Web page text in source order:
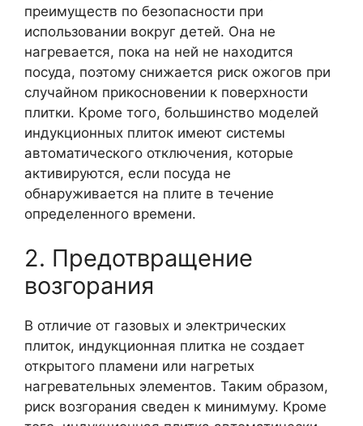
преимуществ по безопасности при
использовании вокруг детей. Она не
нагревается, пока на ней не находится
посуда, поэтому снижается риск ожогов при
случайном прикосновении к поверхности
плитки. Кроме того, большинство моделей
индукционных плиток имеют системы
автоматического отключения, которые
активируются, если посуда не
обнаруживается на плите в течение
определенного времени.
2. Предотвращение
возгорания
В отличие от газовых и электрических
плиток, индукционная плитка не создает
открытого пламени или нагретых
нагревательных элементов. Таким образом,
риск возгорания сведен к минимуму. Кроме